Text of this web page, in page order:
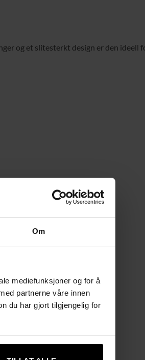
Om
mediefunksjoner og for å
partnerne våre innen
du har gjort tilgjengelig for
og et slitesterkt design er den ideell